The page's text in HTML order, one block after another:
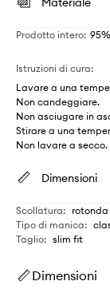
Prodotto intero:
Istruzioni di cura:
Lavare a una
Non candeggiare.
Non asciugare in
Stirare a una
Non lavare a secco.
Dimensioni
Scollatura: rotonda
Tipo di manica:
Taglio: slim fit
Dimensioni